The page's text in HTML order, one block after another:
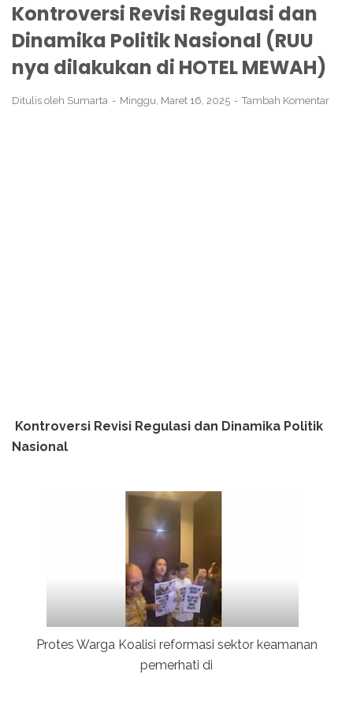
Kontroversi Revisi Regulasi dan
Dinamika Politik Nasional (RUU
nya dilakukan di HOTEL MEWAH)
Ditulis oleh Sumarta Minggu, Maret 16, 2025 Tambah Komentar
Kontroversi Revisi Regulasi dan Dinamika Politik
Nasional
Protes Warga Koalisi reformasi sektor keamanan
pemerhati di